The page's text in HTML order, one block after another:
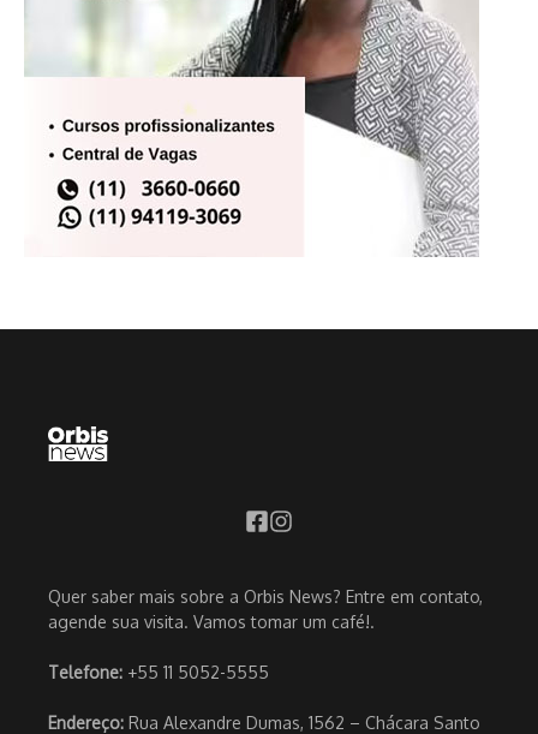
Quer saber mais sobre a Orbis News? Entre em contato,
agende sua visita. Vamos tomar um café!.
Telefone: +55 11 5052-5555
Endereço: Rua Alexandre Dumas, 1562 – Chácara Santo